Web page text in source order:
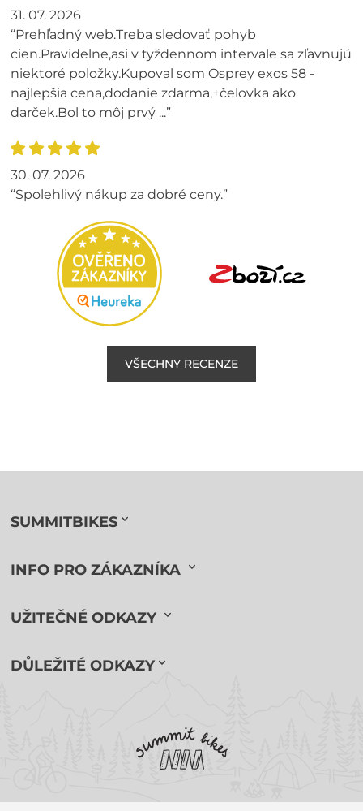
31. 07. 2026
“Prehľadný web.Treba sledovať pohyb
cien.Pravidelne,asi v tyždennom intervale sa zľavnujú
niektoré položky.Kupoval som Osprey exos 58 -
najlepšia cena,dodanie zdarma,+čelovka ako
darček.Bol to môj prvý ...”
30. 07. 2026
“Spolehlivý nákup za dobré ceny.”
VŠECHNY RECENZE
SUMMITBIKES
INFO PRO ZÁKAZNÍKA
UŽITEČNÉ ODKAZY
DŮLEŽITÉ ODKAZY